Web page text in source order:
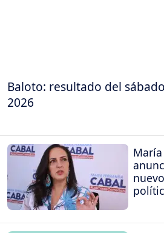
Baloto: resultado del
2026